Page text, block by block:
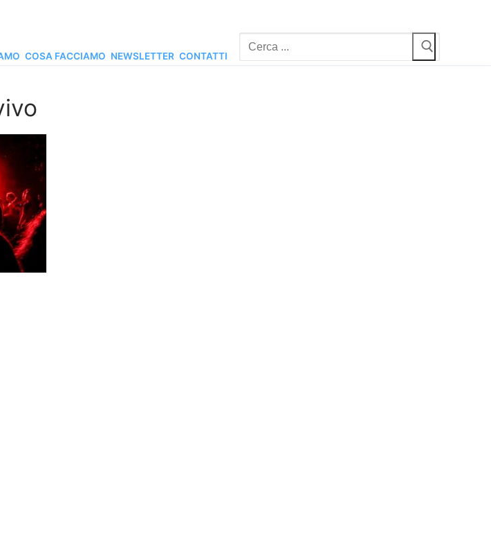
COSA FACCIAMO NEWSLETTER CONTATTI
Cerca: